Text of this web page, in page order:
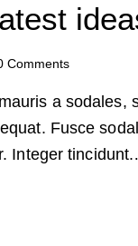
Comments
a sodales,
Fusce
Integer